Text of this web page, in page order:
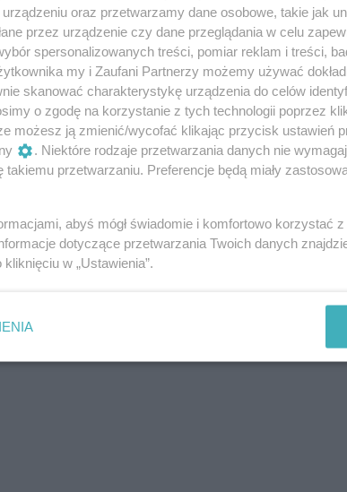
przepisy
oraz przetwarzamy dane osobowe, takie jak
przez urządzenie czy dane przeglądania w celu
spersonalizowanych treści, pomiar reklam i treści,
my i Zaufani Partnerzy możemy używać
skanować charakterystykę urządzenia do celów
o zgodę na korzystanie z tych technologii poprzez
możesz ją zmienić/wycofać klikając przycisk ustawień
. Niektóre rodzaje przetwarzania danych nie
przetwarzaniu. Preferencje będą miały
abyś mógł świadomie i komfortowo korzystać
dotyczące przetwarzania Twoich danych
kliknięciu w „Ustawienia”.